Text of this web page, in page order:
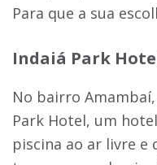
Para que a sua
Indaiá Park
No bairro
Park Hotel, um
piscina ao ar livre e